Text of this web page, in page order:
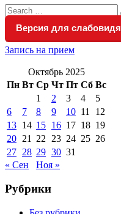
Search
for:
Версия для
Запись на прием
Октябрь 2025
Пн Вт Ср Чт Пт Сб Вс
1
2 3 4
5
6
7 8 9 10 11
12
13 14 15 16 17 18 19
20 21 22 23 24 25 26
27 28 29 30 31
« Сен
Ноя »
Рубрики